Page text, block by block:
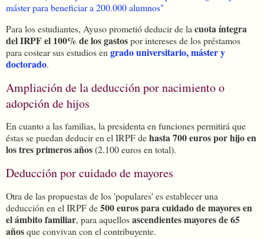
máster para beneficiar a 200.000 alumnos"
Para los estudiantes, Ayuso prometió deducir de la cuota íntegra
del IRPF el 100% de los gastospor intereses de los préstamos
para costear sus estudios en grado universitario, máster y
doctorado.
Ampliación de la deducción por nacimiento o
adopción de hijos
En cuanto a las familias, la presidenta en funciones permitirá que
éstas se puedan deducir en el IRPF dehasta 700 euros por hijo en
los tres primeros años(2.100 euros en total).
Deducción por cuidado de mayores
Otra de las propuestas de los 'populares' es establecer una
deducción en el IRPF de500 euros para cuidado de mayores en
el ámbito familiar, para aquellosascendientes mayores de 65
añosque convivan con el contribuyente.